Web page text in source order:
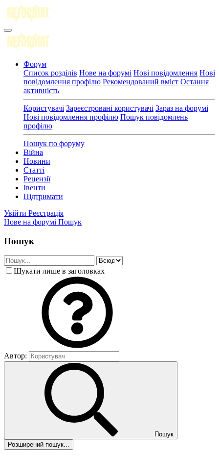
Форум
Список розділів Нове на форумі Нові повідомлення Нові
повідомлення профілю Рекомендований вміст Остання
активність
Користувачі Зареєстровані користувачі Зараз на форумі
Нові повідомлення профілю Пошук повідомлень
профілю
Пошук по форуму
Війна
Новини
Статті
Рецензії
Івенти
Підтримати
Увійти Реєстрація
Нове на форумі Пошук
Пошук
Шукати лише в заголовках
Автор:
Пошук
Розширений пошук...